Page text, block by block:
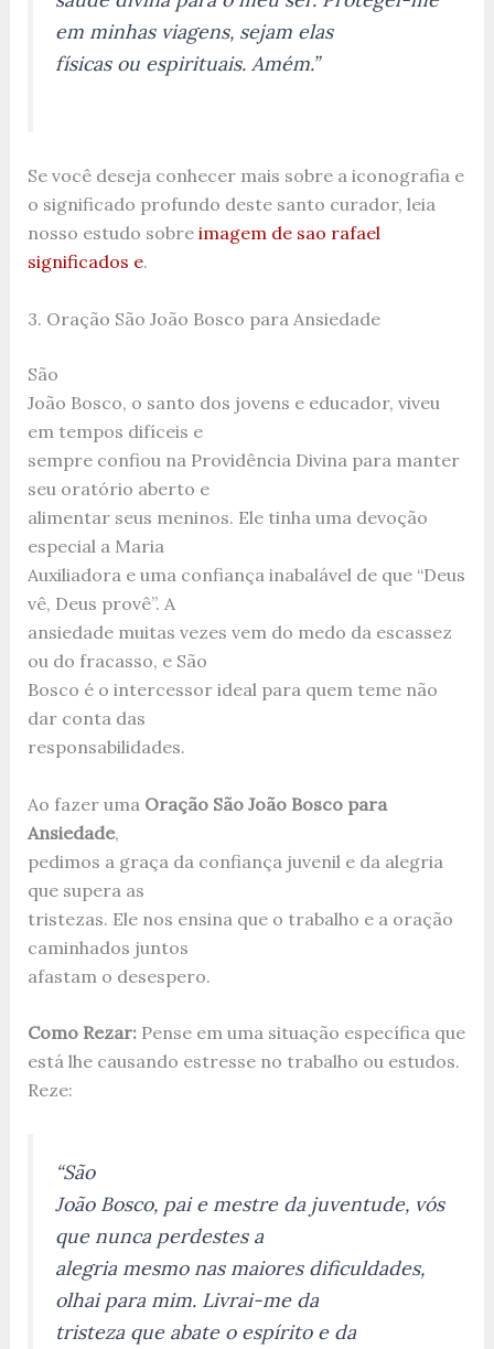
em minhas viagens, sejam elas
físicas ou espirituais. Amém.”
Se você deseja conhecer mais sobre a iconografia e
o significado profundo deste santo curador, leia
nosso estudo sobre imagem de sao rafael
significados e.
3. Oração São João Bosco para Ansiedade
São
João Bosco, o santo dos jovens e educador, viveu
em tempos difíceis e
sempre confiou na Providência Divina para manter
seu oratório aberto e
alimentar seus meninos. Ele tinha uma devoção
especial a Maria
Auxiliadora e uma confiança inabalável de que “Deus
vê, Deus provê”. A
ansiedade muitas vezes vem do medo da escassez
ou do fracasso, e São
Bosco é o intercessor ideal para quem teme não
dar conta das
responsabilidades.
Ao fazer uma Oração São João Bosco para
Ansiedade,
pedimos a graça da confiança juvenil e da alegria
que supera as
tristezas. Ele nos ensina que o trabalho e a oração
caminhados juntos
afastam o desespero.
Como Rezar:Pense em uma situação específica que
está lhe causando estresse no trabalho ou estudos.
Reze:
“São
João Bosco, pai e mestre da juventude, vós
que nunca perdestes a
alegria mesmo nas maiores dificuldades,
olhai para mim. Livrai-me da
tristeza que abate o espírito e da